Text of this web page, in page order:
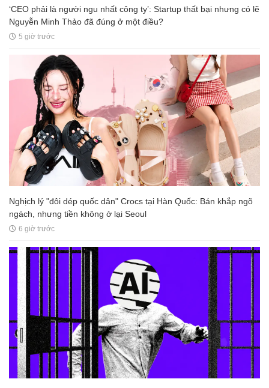
‘CEO phải là người ngu nhất công ty’: Startup thất bại nhưng có lẽ
Nguyễn Minh Thảo đã đúng ở một điều?
5 giờ trước
Nghịch lý "đôi dép quốc dân" Crocs tại Hàn Quốc: Bán khắp ngõ
ngách, nhưng tiền không ở lại Seoul
6 giờ trước